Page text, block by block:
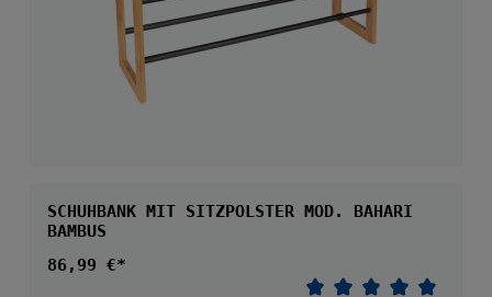
SCHUHBANK MIT SITZPOLSTER MOD. BAHARI
BAMBUS
Regulärer Preis:
86,99 €*